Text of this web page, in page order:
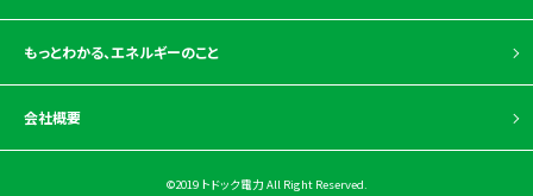
もっとわかる、エネルギーのこと
会社概要
©2019 トドック電力 All Right Reserved.